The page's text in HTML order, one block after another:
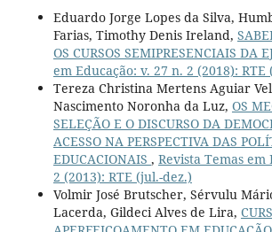
Eduardo Jorge Lopes da Silva,
Farias, Timothy Denis Ireland,
OS CURSOS SEMIPRESENCIAIS DA
em Educação: v. 27 n. 2 (2018): RTE
Tereza Christina Mertens Aguiar
Nascimento Noronha da Luz, OS
SELEÇÃO E O DISCURSO DA
ACESSO NA PERSPECTIVA DAS
EDUCACIONAIS , Revista Temas em
2 (2013): RTE (jul.-dez.)
Volmir José Brutscher, Sérvulu
Lacerda, Gildeci Alves de Lira,